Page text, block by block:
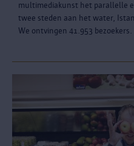
multimediakunst het parallelle
twee steden aan het water,
We ontvingen 41.953 bezoekers.